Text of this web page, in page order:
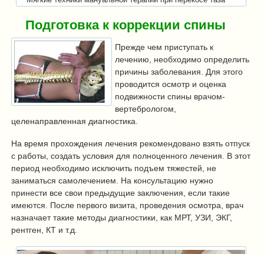
Подготовка к коррекции спины
Прежде чем приступать к
лечению, необходимо определить
причины заболевания. Для этого
проводится осмотр и оценка
подвижности спины врачом-
вертебрологом,
целенаправленная диагностика.
На время прохождения лечения рекомендовано взять отпуск
с работы, создать условия для полноценного лечения. В этот
период необходимо исключить подъем тяжестей, не
заниматься самолечением. На консультацию нужно
принести все свои предыдущие заключения, если такие
имеются. После первого визита, проведения осмотра, врач
назначает такие методы диагностики, как МРТ, УЗИ, ЭКГ,
рентген, КТ и т.д.